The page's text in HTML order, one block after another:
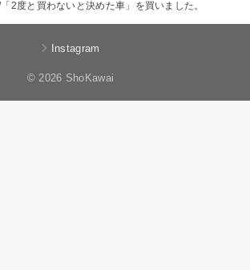
「2度と買わないと決めた車」を買いました。
Instagram
© 2026 ShoKawai